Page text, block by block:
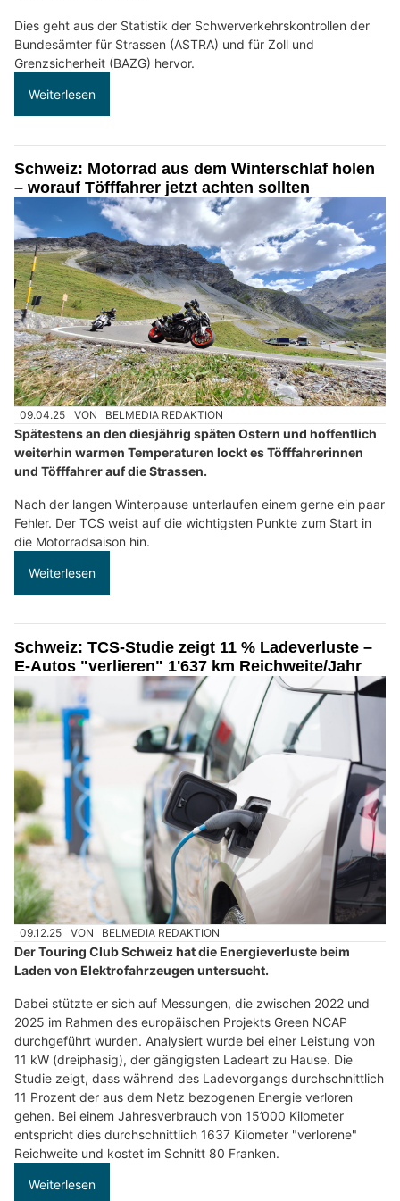
Dies geht aus der Statistik der Schwerverkehrskontrollen der
Bundesämter für Strassen (ASTRA) und für Zoll und
Grenzsicherheit (BAZG) hervor.
Weiterlesen
Schweiz: Motorrad aus dem Winterschlaf holen
– worauf Töfffahrer jetzt achten sollten
09.04.25 VON BELMEDIA REDAKTION
Spätestens an den diesjährig späten Ostern und hoffentlich
weiterhin warmen Temperaturen lockt es Töfffahrerinnen
und Töfffahrer auf die Strassen.
Nach der langen Winterpause unterlaufen einem gerne ein paar
Fehler. Der TCS weist auf die wichtigsten Punkte zum Start in
die Motorradsaison hin.
Weiterlesen
Schweiz: TCS-Studie zeigt 11 % Ladeverluste –
E-Autos "verlieren" 1'637 km Reichweite/Jahr
09.12.25 VON BELMEDIA REDAKTION
Der Touring Club Schweiz hat die Energieverluste beim
Laden von Elektrofahrzeugen untersucht.
Dabei stützte er sich auf Messungen, die zwischen 2022 und
2025 im Rahmen des europäischen Projekts Green NCAP
durchgeführt wurden. Analysiert wurde bei einer Leistung von
11 kW (dreiphasig), der gängigsten Ladeart zu Hause. Die
Studie zeigt, dass während des Ladevorgangs durchschnittlich
11 Prozent der aus dem Netz bezogenen Energie verloren
gehen. Bei einem Jahresverbrauch von 15’000 Kilometer
entspricht dies durchschnittlich 1637 Kilometer "verlorene"
Reichweite und kostet im Schnitt 80 Franken.
Weiterlesen